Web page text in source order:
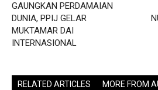
GAUNGKAN PERDAMAIAN
DUNIA, PPIJ GELAR
MUKTAMAR DAI
INTERNASIONAL
RELATED ARTICLES MORE FROM